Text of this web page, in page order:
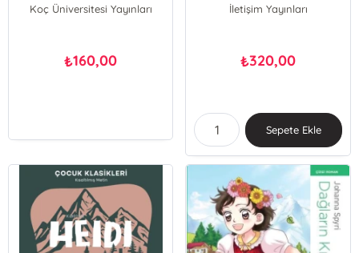
Koç Üniversitesi Yayınları
₺160,00
İletişim Yayınları
₺320,00
Sepete Ekle